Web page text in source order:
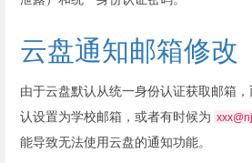
云盘通知邮箱修改
由于云盘默认从统一身份认证获取邮箱
认设置为学校邮箱，或者有时候为
能导致无法使用云盘的通知功能。